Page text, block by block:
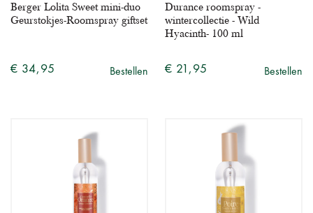
Berger Lolita Sweet mini-duo
Geurstokjes-Roomspray giftset
€ 34,95 Bestellen
Durance roomspray -
wintercollectie - Wild
Hyacinth- 100 ml
€ 21,95 Bestellen